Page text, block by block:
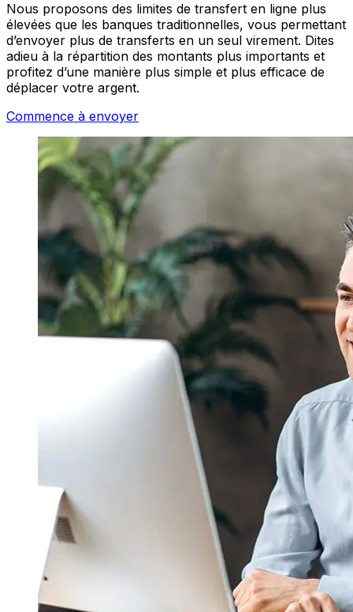
Nous proposons des limites de transfert en ligne plus
élevées que les banques traditionnelles, vous permettant
d’envoyer plus de transferts en un seul virement. Dites
adieu à la répartition des montants plus importants et
profitez d’une manière plus simple et plus efficace de
déplacer votre argent.
Commence à envoyer